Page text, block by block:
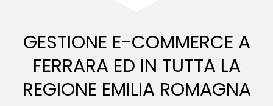
GESTIONE E-COMMERCE A
FERRARA ED IN TUTTA LA
REGIONE EMILIA ROMAGNA